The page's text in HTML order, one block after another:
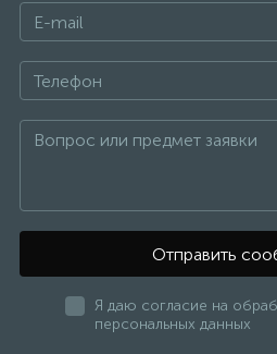
Отправить
Я даю согласие на
персональных данных